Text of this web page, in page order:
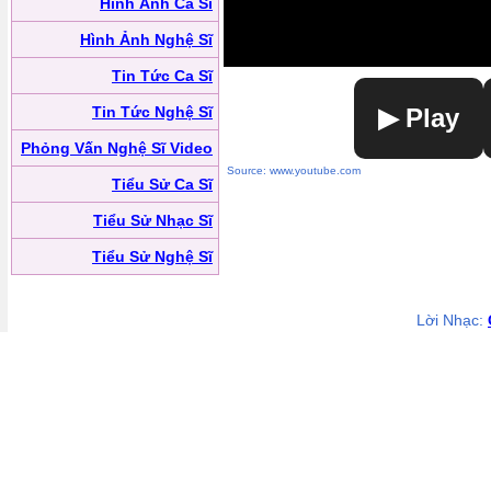
Hình Ảnh Nghệ Sĩ
Tin Tức Ca Sĩ
Tin Tức Nghệ Sĩ
Phỏng Vấn Nghệ Sĩ Video
Tiểu Sử Ca Sĩ
Tiểu Sử Nhạc Sĩ
Tiểu Sử Nghệ Sĩ
▶ Play
Source: www.youtube.com
Lời Nhạc: